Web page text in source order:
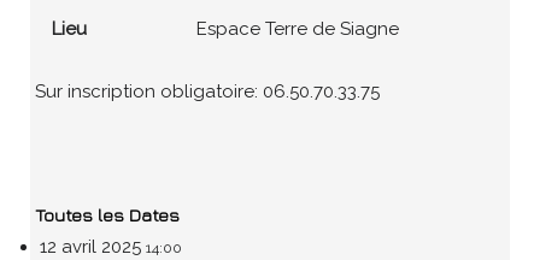
Lieu Espace Terre de Siagne
Sur inscription obligatoire: 06.50.70.33.75
Toutes les Dates
12 avril 2025 14:00